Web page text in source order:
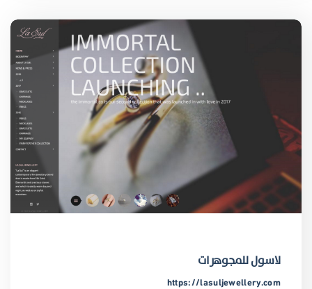
لاسول للمجوهرات
https://lasuljewellery.com